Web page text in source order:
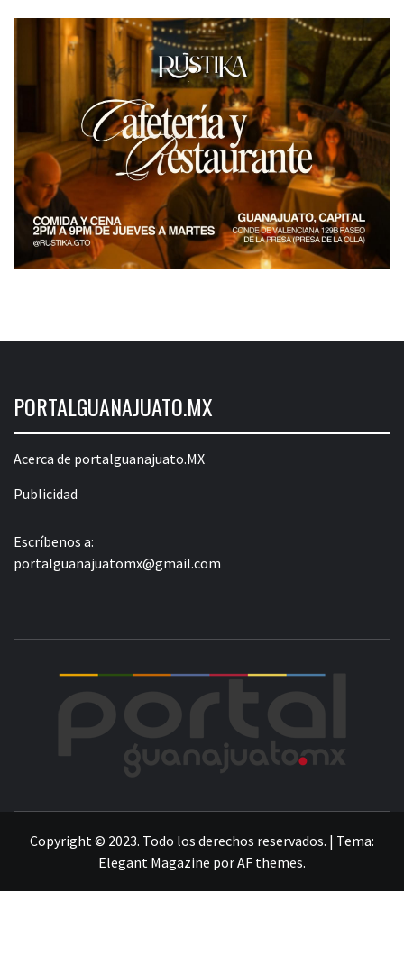
PORTALGUANAJUATO.MX
Acerca de portalguanajuato.MX
Publicidad
Escríbenos a:
portalguanajuatomx@gmail.com
Copyright © 2023. Todo los derechos reservados. | Tema:
Elegant Magazine porAF themes.